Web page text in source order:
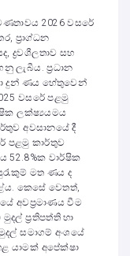
2026 වසරේ
ප්‍රාග්ධන
ද්‍රවශීලතාව සහ
ලැබීය. ප්‍රධාන
දුන් ණය හේතුවෙන්
වසරේ පළමු
ලක්ෂ්‍යයමය
අවසානයේ දී
පළමු කාර්තුව
52.8%ක වාර්ෂික
මත ණය ද
කෙසේ වෙතත්,
අවප්‍රමාණය වීම
ප්‍රතිපත්ති හා
සමාගම් අංශයේ
යාමක් අපේක්ෂා